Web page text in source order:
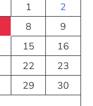
1
2
8
9
15
16
22
23
29
30